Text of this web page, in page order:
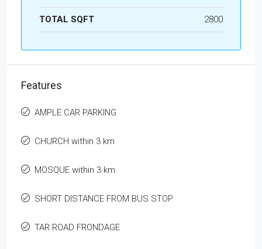
TOTAL SQFT 2800
Features
AMPLE CAR PARKING
CHURCH within 3 km
MOSQUE within 3 km
SHORT DISTANCE FROM BUS STOP
TAR ROAD FRONDAGE